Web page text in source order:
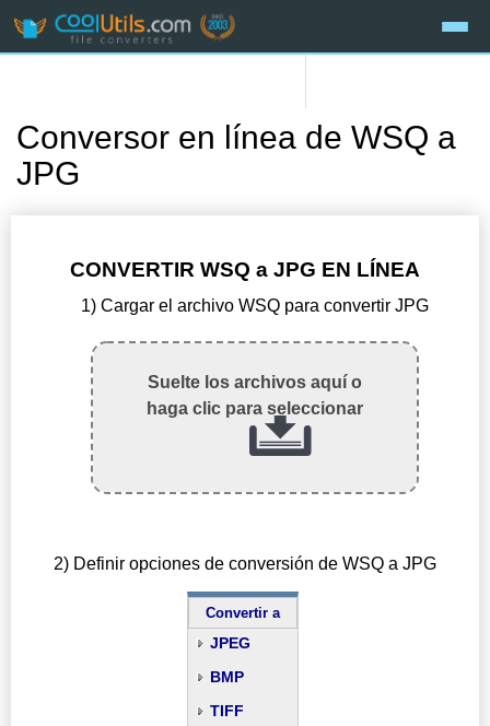
Conversor en línea de WSQ a
JPG
CONVERTIR WSQ a JPG EN LÍNEA
1) Cargar el archivo WSQ para convertir JPG
Suelte los archivos aquí o
haga clic para seleccionar
2) Definir opciones de conversión de WSQ a JPG
Convertir a
JPEG
BMP
TIFF